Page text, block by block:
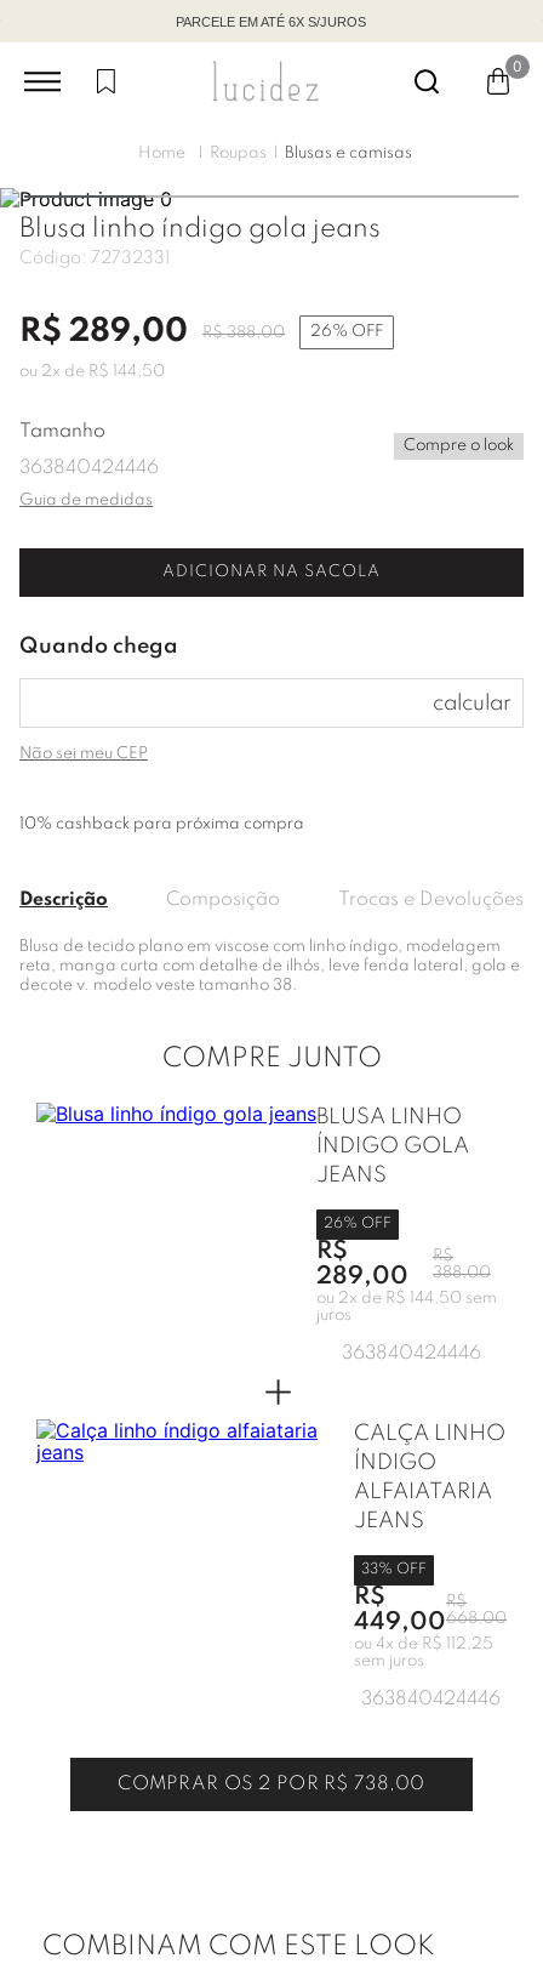
PARCELE EM ATÉ 6X S/JUROS
0
Roupas Blusas e camisas
Blusa linho índigo gola jeans
Código: 72732331
R$ 289,00 R$ 388,00 26% OFF
ou 2x de R$ 144 ,50
Tamanho
363840424446
Compre o look
Guia de medidas
ADICIONAR NA SACOLA
Não sei meu CEP
10% cashback para próxima compra
Descrição Composição Trocas e Devoluções
Blusa de tecido plano em viscose com linho índigo, modelagem
reta, manga curta com detalhe de ilhós, leve fenda lateral, gola e
decote v. modelo veste tamanho 38.
COMPRE JUNTO
BLUSA LINHO
ÍNDIGO GOLA
JEANS
26% OFF
R$
289,00
R$
388,00
ou 2x de R$ 144,50 sem
juros
363840424446
+
CALÇA LINHO
ÍNDIGO
ALFAIATARIA
JEANS
33% OFF
R$
449,00
R$
668,00
ou 4x de R$ 112,25
sem juros
363840424446
COMPRAR OS 2 POR R$ 738,00
COMBINAM COM ESTE LOOK